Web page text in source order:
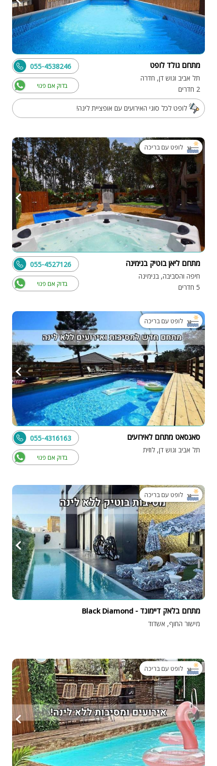
מתחם גולד לופט
תל אביב וגוש דן, חדרה
2 חדרים
בדוק אם פנוי
055-4538246
לופט לכל סוגי האירועים עם אופציית לינה!
לופט עם בריכה
מתחם ליאן בוטיק בנימינה
חיפה והסביבה, בנימינה
5 חדרים
בדוק אם פנוי
055-4527126
לופט עם בריכה
סאנסאט מתחם לאירועים
תל אביב וגוש דן, לוזית
בדוק אם פנוי
055-4316163
לופט עם בריכה
מתחם בלאק דיימונד - Black Diamond
מישור החוף, אשדוד
לופט עם בריכה